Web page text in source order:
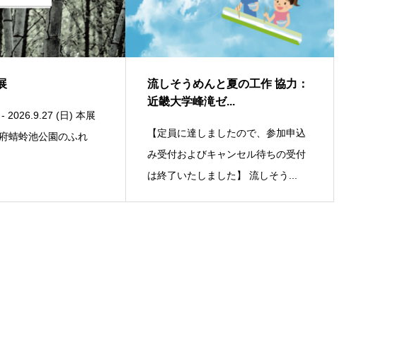
2026.9.27 (日) 本展
蜻蛉池公園のふれ
流しそうめんと夏の工作 協力：
近畿大学峰滝ゼ...
【定員に達しましたので、参加申込
み受付およびキャンセル待ちの受付
は終了いたしました】 流しそう...